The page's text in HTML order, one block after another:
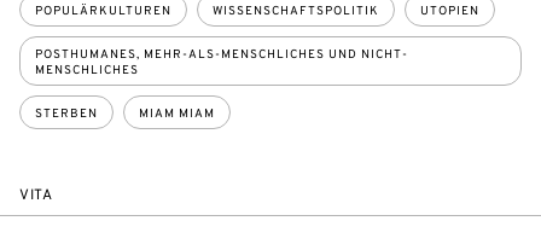
POPULÄRKULTUREN WISSENSCHAFTSPOLITIK UTOPIEN
POSTHUMANES, MEHR-ALS-MENSCHLICHES UND NICHT-
MENSCHLICHES
STERBEN MIAM MIAM
VITA